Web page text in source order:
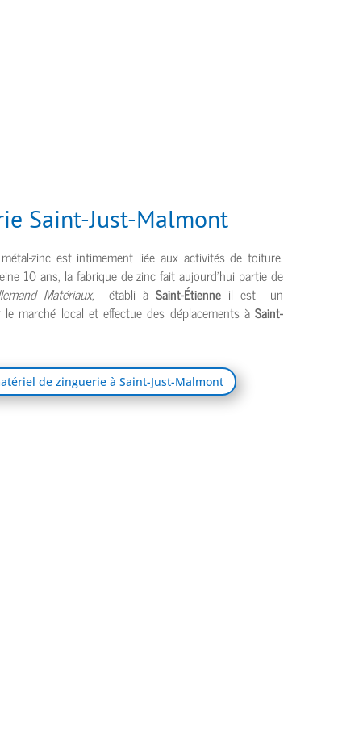
Saint-Just-Malmont
zinc est intimement liée aux activités de toiture.
10 ans, la fabrique de zinc fait aujourd’hui partie de
Matériaux, établi à Saint-Étienne il est un
marché local et effectue des déplacements à Saint-
de zinguerie à Saint-Just-Malmont